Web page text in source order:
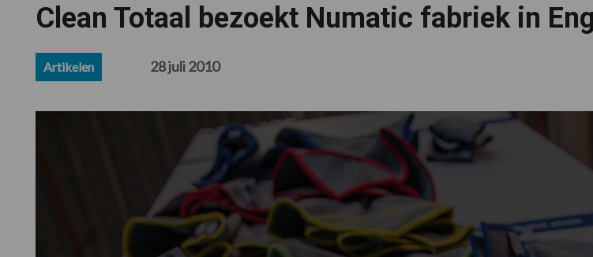
professionele
Clean Totaal bezoekt Numatic fabriek in
Artikelen 28 juli 2010